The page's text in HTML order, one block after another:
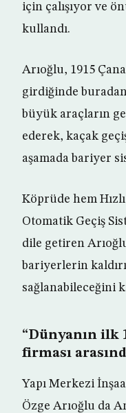
için çalışıyor ve
kullandı.
Arıoğlu, 1915
girdiğinde
büyük araçların
ederek, kaçak
aşamada bariyer
Köprüde hem
Otomatik Geçiş
dile getiren
bariyerlerin
sağlanabileceğini
“Dünyanın
firması
Yapı Merkezi
Özge Arıoğlu da